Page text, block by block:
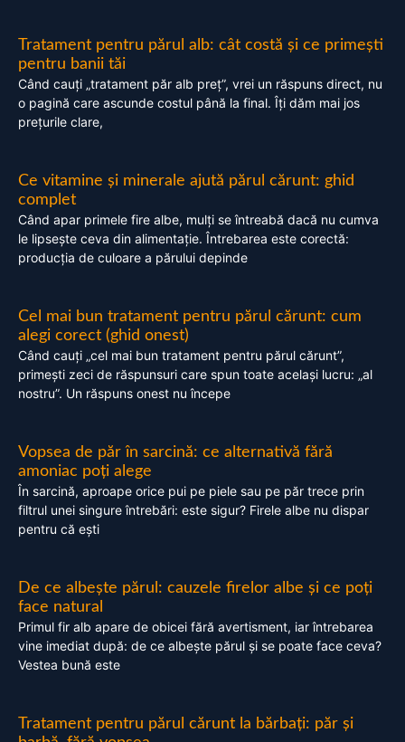
Tratament pentru părul alb: cât costă și ce primești
pentru banii tăi
Când cauți „tratament păr alb preț”, vrei un răspuns direct, nu
o pagină care ascunde costul până la final. Îți dăm mai jos
prețurile clare,
Ce vitamine și minerale ajută părul cărunt: ghid
complet
Când apar primele fire albe, mulți se întreabă dacă nu cumva
le lipsește ceva din alimentație. Întrebarea este corectă:
producția de culoare a părului depinde
Cel mai bun tratament pentru părul cărunt: cum
alegi corect (ghid onest)
Când cauți „cel mai bun tratament pentru părul cărunt”,
primești zeci de răspunsuri care spun toate același lucru: „al
nostru”. Un răspuns onest nu începe
Vopsea de păr în sarcină: ce alternativă fără
amoniac poți alege
În sarcină, aproape orice pui pe piele sau pe păr trece prin
filtrul unei singure întrebări: este sigur? Firele albe nu dispar
pentru că ești
De ce albește părul: cauzele firelor albe și ce poți
face natural
Primul fir alb apare de obicei fără avertisment, iar întrebarea
vine imediat după: de ce albește părul și se poate face ceva?
Vestea bună este
Tratament pentru părul cărunt la bărbați: păr și